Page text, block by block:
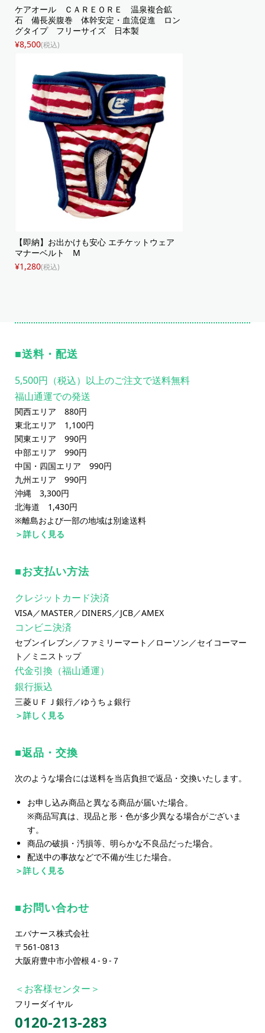
ケアオール ＣＡＲＥＯＲＥ 温泉複合鉱
石 備長炭腹巻 体幹安定・血流促進 ロン
グタイプ フリーサイズ 日本製
¥8,500(税込)
【即納】お出かけも安心 エチケットウェア
マナーベルト M
¥1,280(税込)
送料・配送
5,500円（税込）以上のご注文で送料無料
福山通運での発送
関西エリア 880円
東北エリア 1,100円
関東エリア 990円
中部エリア 990円
中国・四国エリア 990円
九州エリア 990円
沖縄 3,300円
北海道 1,430円
※離島および一部の地域は別途送料
＞詳しく見る
お支払い方法
クレジットカード決済
VISA／MASTER／DINERS／JCB／AMEX
コンビニ決済
セブンイレブン／ファミリーマート／ローソン／セイコーマー
ト／ミニストップ
代金引換（福山通運）
銀行振込
三菱ＵＦＪ銀行／ゆうちょ銀行
＞詳しく見る
返品・交換
次のような場合には送料を当店負担で返品・交換いたします。
お申し込み商品と異なる商品が届いた場合。
※商品写真は、現品と形・色が多少異なる場合がございま
す。
商品の破損・汚損等、明らかな不良品だった場合。
配送中の事故などで不備が生じた場合。
＞詳しく見る
お問い合わせ
エバナース株式会社
〒561-0813
大阪府豊中市小曽根４-９-７
＜お客様センター＞
フリーダイヤル
0120-213-283